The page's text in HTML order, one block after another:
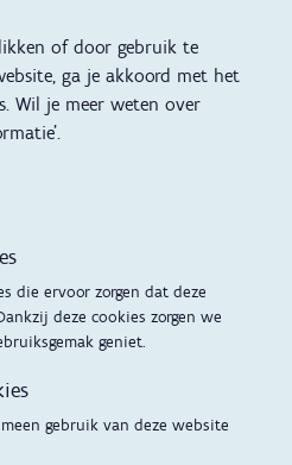
of door gebruik te
ga je akkoord met het
Wil je meer weten over
die ervoor zorgen dat deze
deze cookies zorgen we
geniet.
gebruik van deze website
Vertalingen
Mijn Opgroeien